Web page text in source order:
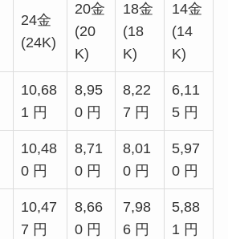
24金
(24K)
20金
(20
K)
18金
(18
K)
14金
(14
K)
10,68
1 円
8,95
0 円
8,22
7 円
6,11
5 円
10,48
0 円
8,71
0 円
8,01
0 円
5,97
0 円
10,47
7 円
8,66
0 円
7,98
6 円
5,88
1 円